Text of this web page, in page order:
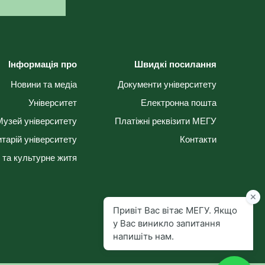
Інформація про
Новини та медіа
Університет
університету
університету
культурне житя
Швидкі посилання
Документи університету
Електронна пошта
Платіжні реквізити МЕГУ
Контакти